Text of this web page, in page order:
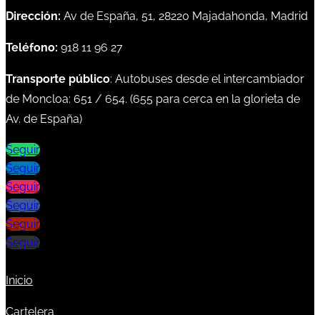
Dirección: Av de España, 51, 28220 Majadahonda, Madrid
Teléfono: 918 11 96 27
Transporte público: Autobuses desde el intercambiador
de Moncloa: 651 / 654. (655 para cerca en la glorieta de
Av. de España)
Seguir
Seguir
Seguir
Seguir
Seguir
Seguir
Inicio
Cartelera